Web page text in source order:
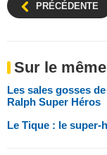
PRÉCÉDENTE
Sur le
Les sales gosses
Ralph Super Héros
Le Tique : le super-